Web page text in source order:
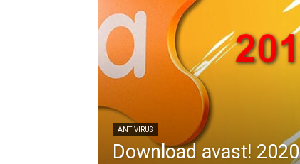
ANTIVIRUS
Download avast! 2020